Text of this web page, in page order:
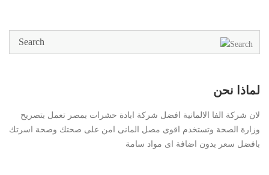
لماذا نحن
لان شركة الفا الالمانية افضل شركة ابادة حشرات بمصر تعمل بتصريح
وزارة الصحة وتستخدم اقوى مصل المانى امن على صحتك وصحة اسرتك
بافضل سعر بدون اضافة اى مواد سامة